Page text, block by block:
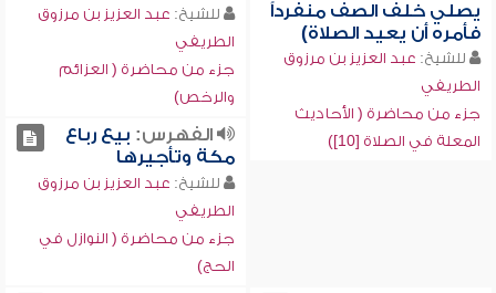
يصلي خلف الصف منفرداً
فأمره أن يعيد الصلاة)
للشيخ: عبد العزيز بن مرزوق
الطريفي
جزء من محاضرة ( الأحاديث
المعلة في الصلاة [10])
للشيخ: عبد العزيز بن مرزوق
الطريفي
جزء من محاضرة ( العزائم
والرخص)
الفهرس: بيع رباع
مكة وتأجيرها
للشيخ: عبد العزيز بن مرزوق
الطريفي
جزء من محاضرة ( النوازل في
الحج)